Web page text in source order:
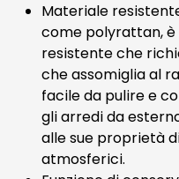
Materiale
come polyrattan,
resistente che
che assomiglia al
facile da pulire e
gli arredi da
alle sue proprietà
atmosferici.